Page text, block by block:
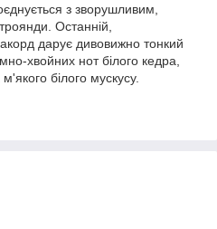
з зворушливим,
Останній,
дарує дивовижно тонкий
хвойних нот білого кедра,
білого мускусу.